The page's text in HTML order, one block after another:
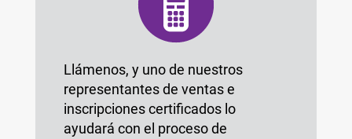
Llámenos, y uno de nuestros
representantes de ventas e
inscripciones certificados lo
ayudará con el proceso de